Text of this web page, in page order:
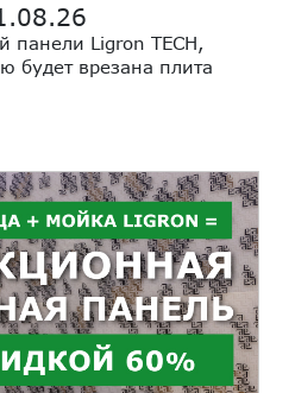
панели Ligron TECH,
будет врезана плита